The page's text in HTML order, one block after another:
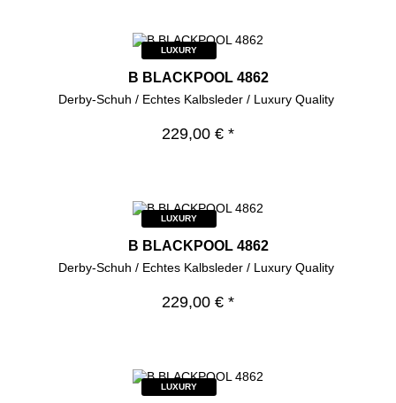
LUXURY
B BLACKPOOL 4862
Derby-Schuh / Echtes Kalbsleder / Luxury Quality
229,00 € *
LUXURY
B BLACKPOOL 4862
Derby-Schuh / Echtes Kalbsleder / Luxury Quality
229,00 € *
LUXURY